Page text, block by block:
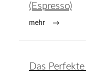
(Espresso)
mehr
Das